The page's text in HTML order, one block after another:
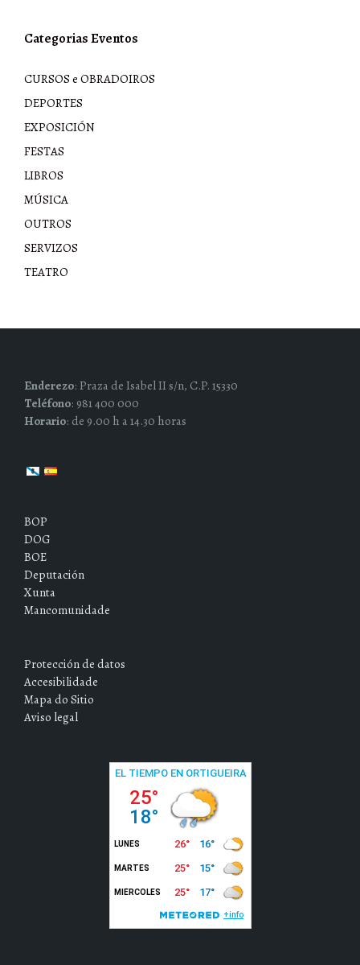
Categorias Eventos
CURSOS e OBRADOIROS
DEPORTES
EXPOSICIÓN
FESTAS
LIBROS
MÚSICA
OUTROS
SERVIZOS
TEATRO
Enderezo: Praza de Isabel II s/n, C.P. 15330
Teléfono: 981 400 000
Horario: de 9.00 h a 14.30 horas
BOP
DOG
BOE
Deputación
Xunta
Mancomunidade
Protección de datos
Accesibilidade
Mapa do Sitio
Aviso legal